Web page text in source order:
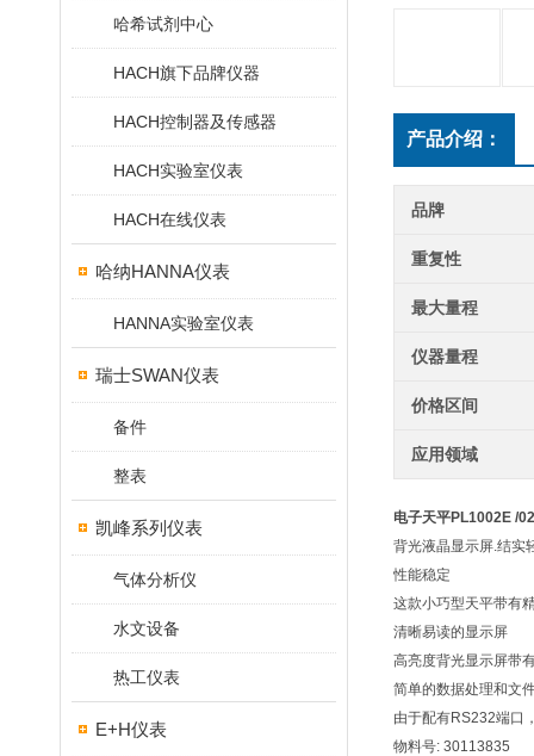
哈希试剂中心
HACH旗下品牌仪器
HACH控制器及传感器
HACH实验室仪表
HACH在线仪表
哈纳HANNA仪表
HANNA实验室仪表
瑞士SWAN仪表
备件
整表
凯峰系列仪表
气体分析仪
水文设备
热工仪表
E+H仪表
产品介绍：
品牌
重复性
最大量程
仪器量程
价格区间
应用领域
电子天平PL1002E /02
背光液晶显示屏.结实
性能稳定
这款小巧型天平带有
清晰易读的显示屏
高亮度背光显示屏带
简单的数据处理和文
由于配有RS232端口
物料号: 30113835